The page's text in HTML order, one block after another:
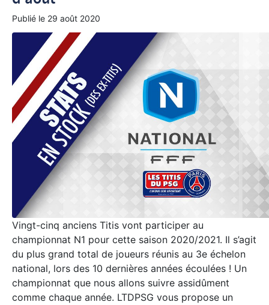
Publié le 29 août 2020
Vingt-cinq anciens Titis vont participer au
championnat N1 pour cette saison 2020/2021. Il s’agit
du plus grand total de joueurs réunis au 3e échelon
national, lors des 10 dernières années écoulées ! Un
championnat que nous allons suivre assidûment
comme chaque année. LTDPSG vous propose un